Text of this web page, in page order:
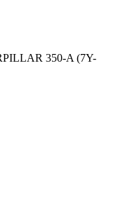
350-A (7Y-